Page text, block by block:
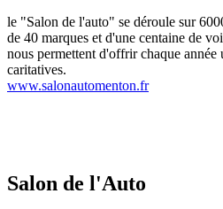
le "Salon de l'auto" se déroule sur
de 40 marques et d'une centaine de
nous permettent d'offrir chaque
caritatives.
www.salonautomenton.fr
Salon de l'Auto